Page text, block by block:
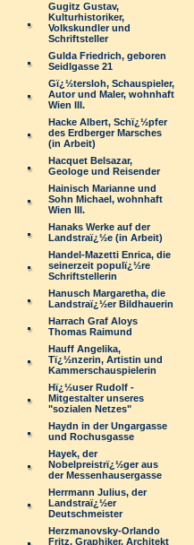
Gugitz Gustav,
Kulturhistoriker,
Volkskundler und
Schriftsteller
Gulda Friedrich, geboren
Seidlgasse 21
Gï¿½tersloh, Schauspieler,
Autor und Maler, wohnhaft
Wien III.
Hacke Albert, Schï¿½pfer
des Erdberger Marsches
(in Arbeit)
Hacquet Belsazar,
Geologe und Reisender
Hainisch Marianne und
Sohn Michael, wohnhaft
Wien III.
Hanaks Werke auf der
Landstraï¿½e (in Arbeit)
Handel-Mazetti Enrica, die
seinerzeit populï¿½re
Schriftstellerin
Hanusch Margaretha, die
Landstraï¿½er Bildhauerin
Harrach Graf Aloys
Thomas Raimund
Hauff Angelika,
Tï¿½nzerin, Artistin und
Kammerschauspielerin
Hï¿½user Rudolf -
Mitgestalter unseres
"sozialen Netzes"
Haydn in der Ungargasse
und Rochusgasse
Hayek, der
Nobelpreistrï¿½ger aus
der Messenhausergasse
Herrmann Julius, der
Landstraï¿½er
Deutschmeister
Herzmanovsky-Orlando
Fritz, Graphiker, Architekt